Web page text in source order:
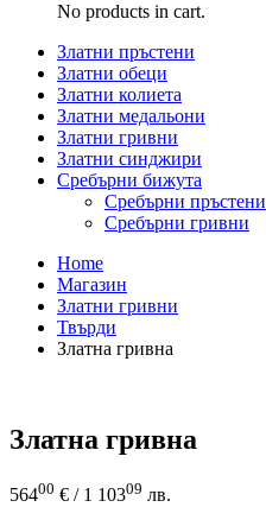
No products in cart.
Златни пръстени
Златни обеци
Златни колиета
Златни медальони
Златни гривни
Златни синджири
Сребърни бижута
Сребърни пръстени
Сребърни гривни
Home
Магазин
Златни гривни
Твърди
Златна гривна
Златна гривна
56400 € / 1 10309 лв.